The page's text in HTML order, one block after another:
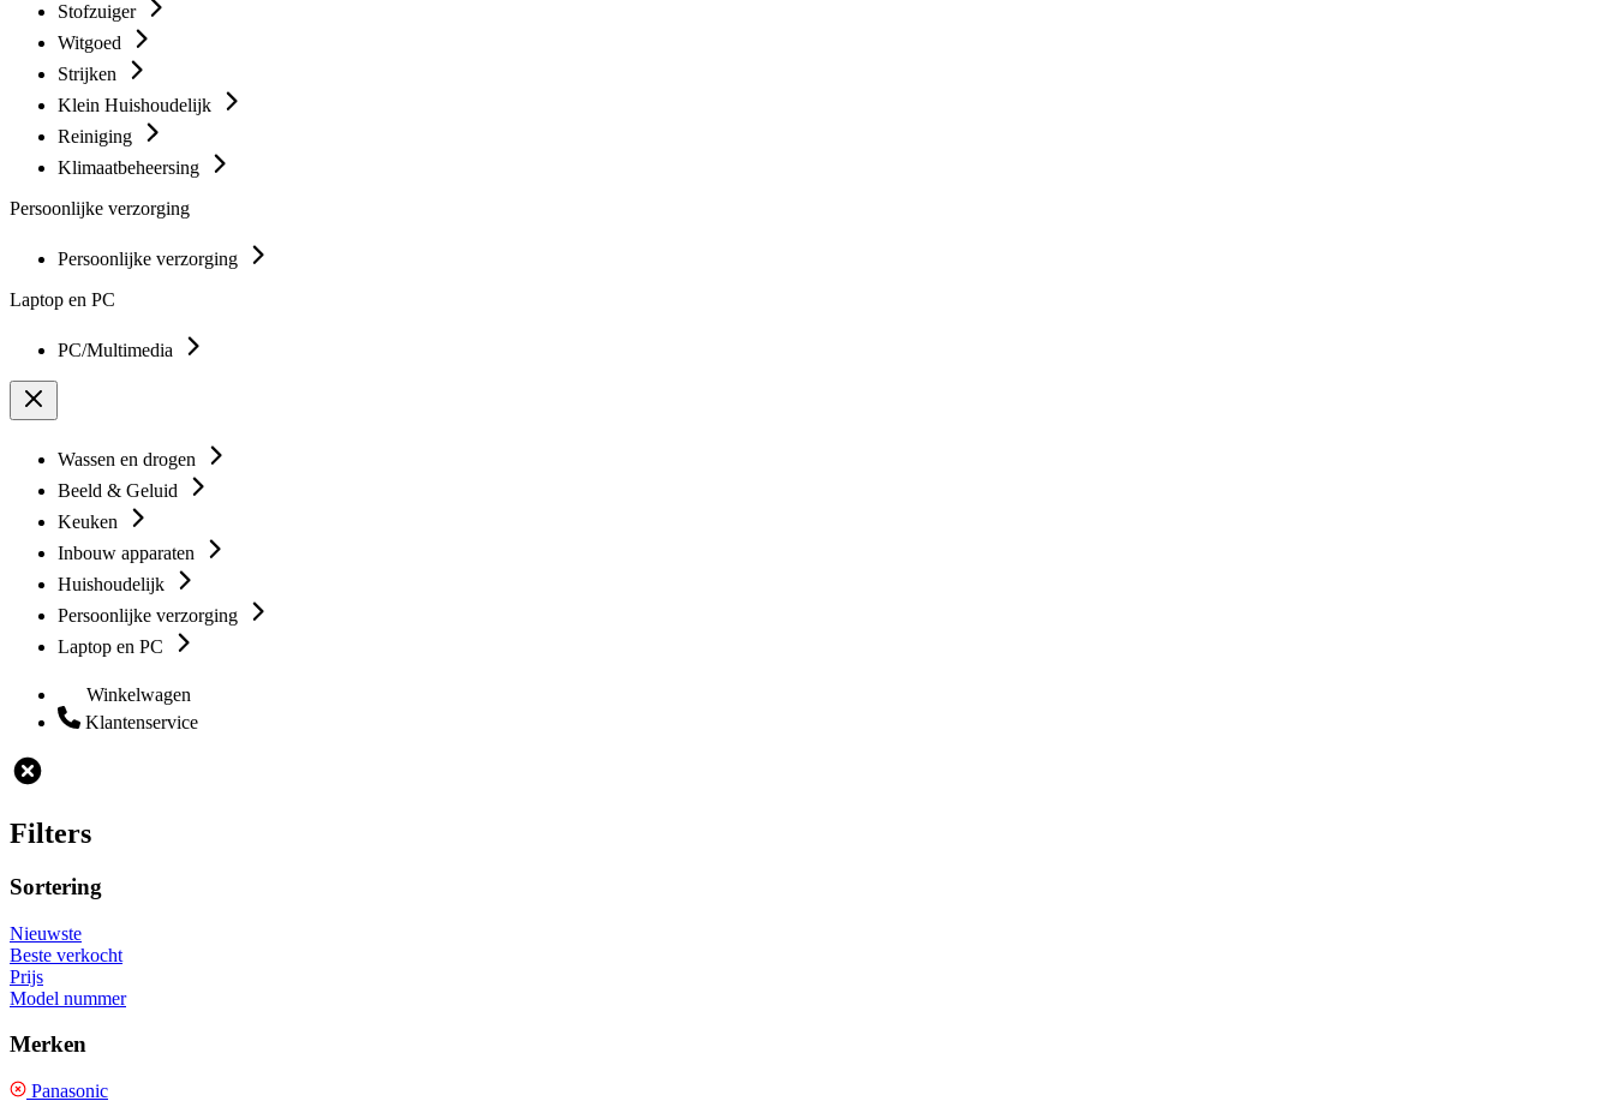
Stofzuiger
Witgoed
Strijken
Klein Huishoudelijk
Reiniging
Klimaatbeheersing
Persoonlijke verzorging
Persoonlijke verzorging
Laptop en PC
PC/Multimedia
Wassen en drogen
Beeld & Geluid
Keuken
Inbouw apparaten
Huishoudelijk
Persoonlijke verzorging
Laptop en PC
Winkelwagen
Klantenservice
Filters
Sortering
Nieuwste
Beste verkocht
Prijs
Model nummer
Merken
Panasonic